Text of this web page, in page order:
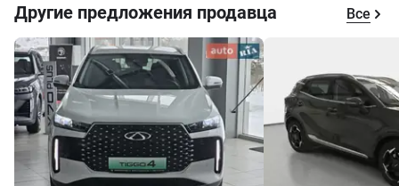
Другие предложения продавца Все